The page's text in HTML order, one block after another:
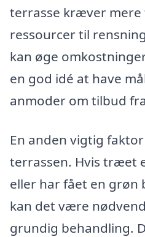
terrasse kræver mere
ressourcer til
kan øge
en god idé at have
anmoder om tilbud
En anden vigtig
terrassen. Hvis træet
eller har fået en grøn
kan det være
grundig behandling.